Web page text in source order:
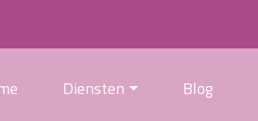
Diensten Blog